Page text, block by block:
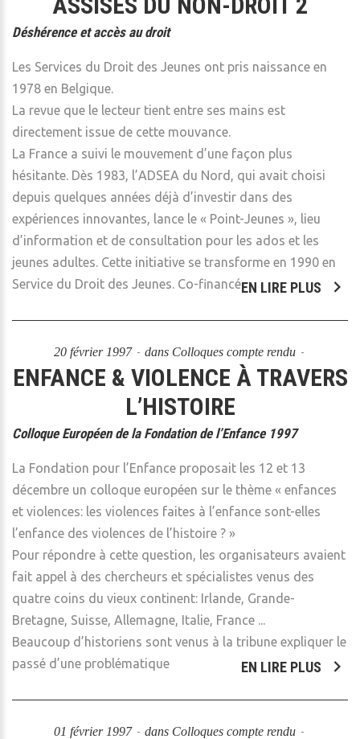
Déshérence et accès au droit
Les Services du Droit des Jeunes ont pris naissance en
1978 en Belgique.
La revue que le lecteur tient entre ses mains est
directement issue de cette mouvance.
La France a suivi le mouvement d’une façon plus
hésitante. Dès 1983, l’ADSEA du Nord, qui avait choisi
depuis quelques années déjà d’investir dans des
expériences innovantes, lance le « Point-Jeunes », lieu
d’information et de consultation pour les ados et les
jeunes adultes. Cette initiative se transforme en 1990 en
Service du Droit des Jeunes. Co-financéEN LIRE PLUS
20 février 1997 dans Colloques compte rendu
ENFANCE & VIOLENCE À TRAVERS
L’HISTOIRE
Colloque Européen de la Fondation de l’Enfance 1997
La Fondation pour l’Enfance proposait les 12 et 13
décembre un colloque européen sur le thème « enfances
et violences: les violences faites à l’enfance sont-elles
l’enfance des violences de l’histoire ? »
Pour répondre à cette question, les organisateurs avaient
fait appel à des chercheurs et spécialistes venus des
quatre coins du vieux continent: Irlande, Grande-
Bretagne, Suisse, Allemagne, Italie, France ...
Beaucoup d’historiens sont venus à la tribune expliquer le
passé d’une problématique
EN LIRE PLUS
01 février 1997 dans Colloques compte rendu